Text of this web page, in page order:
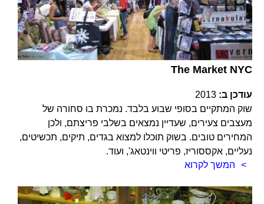
The Market NYC
עודכן ב: 2013
שוק המתקיים בסופי שבוע בלבד. נמכרת בו סחורה של
מעצבים צעירים, שעדיין נמצאים בשלבי פריצתם, ולכן
המחירים טובים. בשוק תוכלו למצוא בגדים, תיקים, תכשיטים,
נעליים, אקססוריז, פריטי ווינטאג', ועוד.
המשך לקרוא